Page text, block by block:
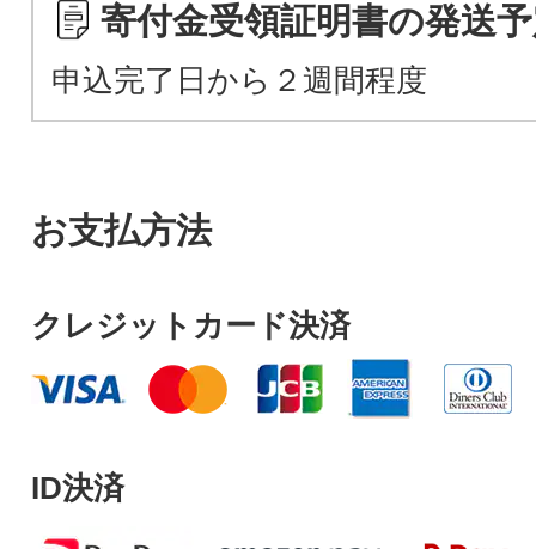
寄付金受領証明書の発送
申込完了日から２週間程度
お支払方法
クレジットカード決済
ID決済